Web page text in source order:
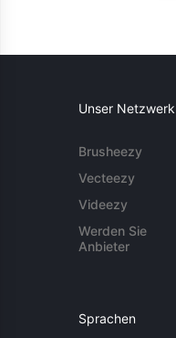
Unser Netzwerk
Brusheezy
Vecteezy
Videezy
Werden Sie
Anbieter
Sprachen